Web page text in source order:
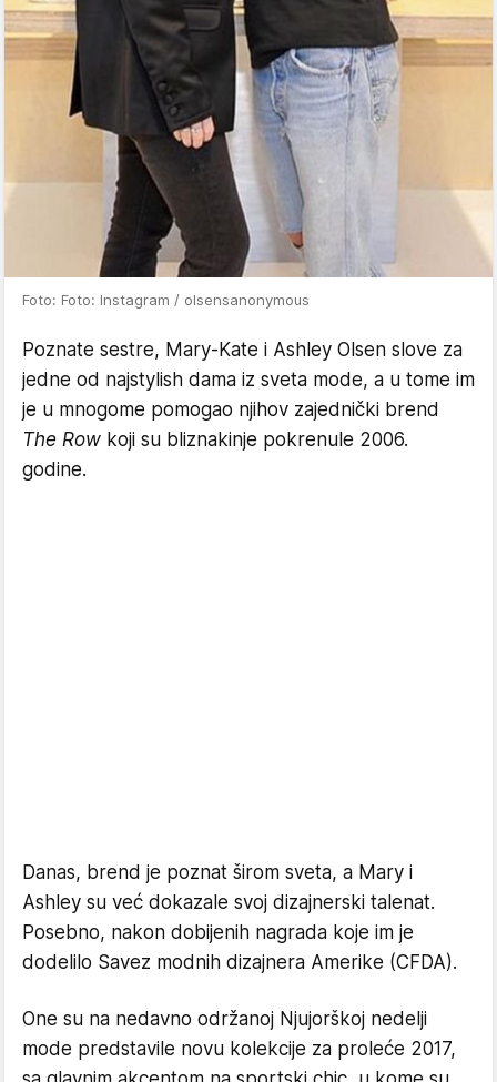
Foto: Foto: Instagram / olsensanonymous
Poznate sestre, Mary-Kate i Ashley Olsen slove za
jedne od najstylish dama iz sveta mode, a u tome im
je u mnogome pomogao njihov zajednički brend
The Row koji su bliznakinje pokrenule 2006.
godine.
Danas, brend je poznat širom sveta, a Mary i
Ashley su već dokazale svoj dizajnerski talenat.
Posebno, nakon dobijenih nagrada koje im je
dodelilo Savez modnih dizajnera Amerike (CFDA).
One su na nedavno održanoj Njujorškoj nedelji
mode predstavile novu kolekcije za proleće 2017,